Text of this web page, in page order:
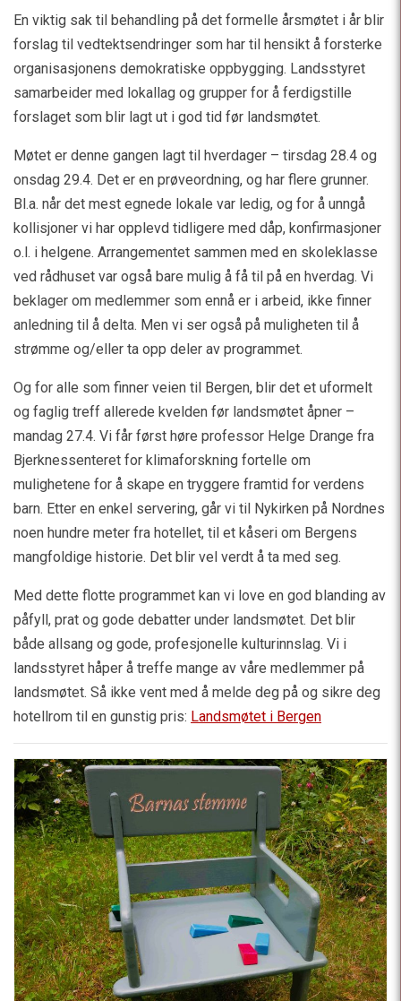
En viktig sak til behandling på det formelle årsmøtet i år blir
forslag til vedtektsendringer som har til hensikt å forsterke
organisasjonens demokratiske oppbygging. Landsstyret
samarbeider med lokallag og grupper for å ferdigstille
forslaget som blir lagt ut i god tid før landsmøtet.
Møtet er denne gangen lagt til hverdager – tirsdag 28.4 og
onsdag 29.4. Det er en prøveordning, og har flere grunner.
Bl.a. når det mest egnede lokale var ledig, og for å unngå
kollisjoner vi har opplevd tidligere med dåp, konfirmasjoner
o.l. i helgene. Arrangementet sammen med en skoleklasse
ved rådhuset var også bare mulig å få til på en hverdag. Vi
beklager om medlemmer som ennå er i arbeid, ikke finner
anledning til å delta. Men vi ser også på muligheten til å
strømme og/eller ta opp deler av programmet.
Og for alle som finner veien til Bergen, blir det et uformelt
og faglig treff allerede kvelden før landsmøtet åpner –
mandag 27.4. Vi får først høre professor Helge Drange fra
Bjerknessenteret for klimaforskning fortelle om
mulighetene for å skape en tryggere framtid for verdens
barn. Etter en enkel servering, går vi til Nykirken på Nordnes
noen hundre meter fra hotellet, til et kåseri om Bergens
mangfoldige historie. Det blir vel verdt å ta med seg.
Med dette flotte programmet kan vi love en god blanding av
påfyll, prat og gode debatter under landsmøtet. Det blir
både allsang og gode, profesjonelle kulturinnslag. Vi i
landsstyret håper å treffe mange av våre medlemmer på
landsmøtet. Så ikke vent med å melde deg på og sikre deg
hotellrom til en gunstig pris: Landsmøtet i Bergen